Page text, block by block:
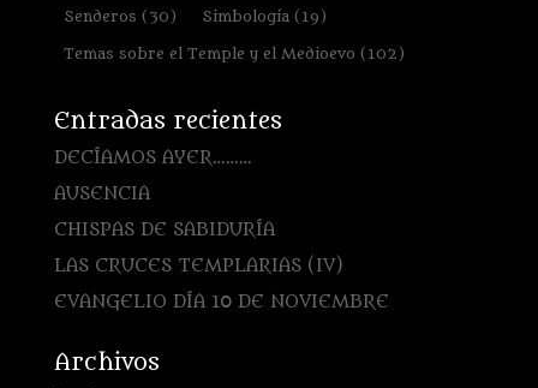
Senderos (30) Simbología(19)
Temas sobre el Temple y el Medioevo (102)
Entradas recientes
DECÍAMOS AYER………
AUSENCIA
CHISPAS DE SABIDURÍA
LAS CRUCES TEMPLARIAS (IV)
EVANGELIO DÍA 10 DE NOVIEMBRE
Archivos